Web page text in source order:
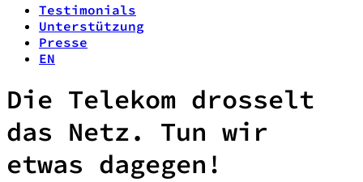
Testimonials
Unterstützung
Presse
EN
Die Telekom drosselt
das Netz. Tun wir
etwas dagegen!